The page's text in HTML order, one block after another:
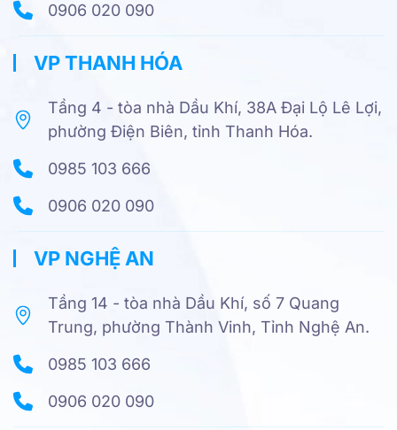
0906 020 090
VP THANH HÓA
Tầng 4 - tòa nhà Dầu Khí, 38A Đại Lộ Lê Lợi,
phường Điện Biên, tỉnh Thanh Hóa.
0985 103 666
0906 020 090
VP NGHỆ AN
Tầng 14 - tòa nhà Dầu Khí, số 7 Quang
Trung, phường Thành Vinh, Tỉnh Nghệ An.
0985 103 666
0906 020 090